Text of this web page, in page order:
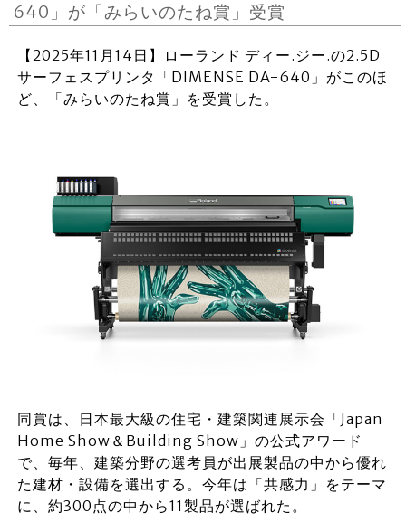
640」が「みらいのたね賞」受賞
【2025年11月14日】ローランド ディー.ジー.の2.5D
サーフェスプリンタ「DIMENSE DA-640」がこのほ
ど、「みらいのたね賞」を受賞した。
同賞は、日本最大級の住宅・建築関連展示会「Japan
Home Show＆Building Show」の公式アワード
で、毎年、建築分野の選考員が出展製品の中から優れ
た建材・設備を選出する。今年は「共感力」をテーマ
に、約300点の中から11製品が選ばれた。